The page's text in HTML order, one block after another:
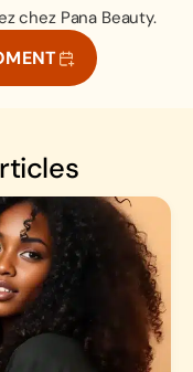
chez Pana Beauty.